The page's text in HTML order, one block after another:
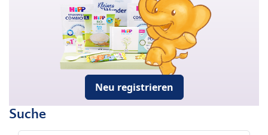
Neu registrieren
Suche